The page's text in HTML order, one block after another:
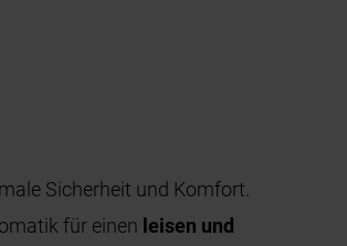
Sicherheit und Komfort.
für einen leisen und